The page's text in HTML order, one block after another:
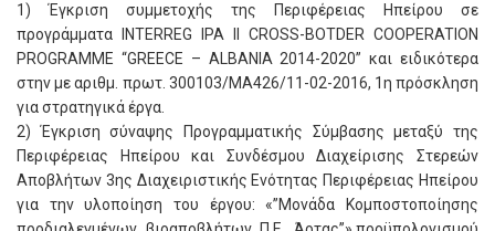
1) Έγκριση συμμετοχής της Περιφέρειας Ηπείρου σε
προγράμματα INTERREG IPA II CROSS-BOTDER COOPERATION
PROGRAMME “GREECE – ALBANIA 2014-2020” και ειδικότερα
στην με αριθμ. πρωτ. 300103/ΜΑ426/11-02-2016, 1η πρόσκληση
για στρατηγικά έργα.
2) Έγκριση σύναψης Προγραμματικής Σύμβασης μεταξύ της
Περιφέρειας Ηπείρου και Συνδέσμου Διαχείρισης Στερεών
Αποβλήτων 3ης Διαχειριστικής Ενότητας Περιφέρειας Ηπείρου
για την υλοποίηση του έργου: «”Μονάδα Κομποστοποίησης